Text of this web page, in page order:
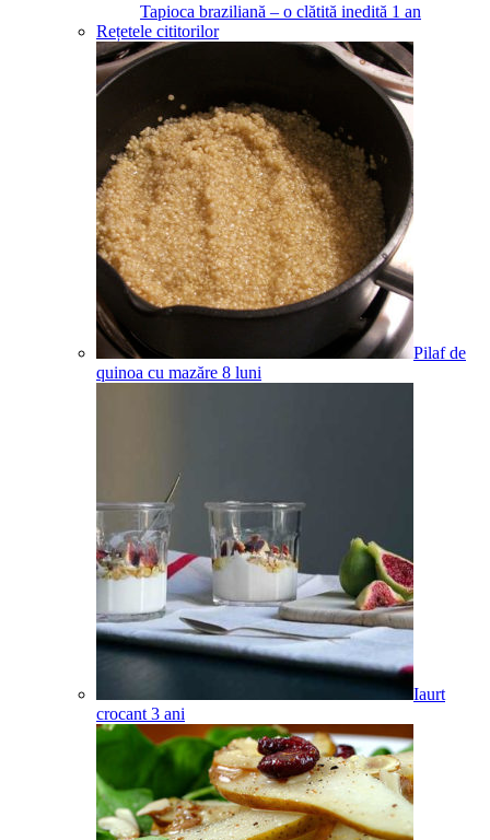
Tapioca braziliană – o clătită inedită 1 an
Rețetele cititorilor
Pilaf de
quinoa cu mazăre 8 luni
Iaurt
crocant 3 ani